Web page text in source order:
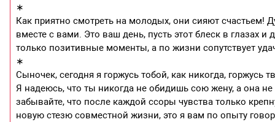
∗
Как приятно смотреть на молодых, они сияют счастьем!
вместе с вами. Это ваш день, пусть этот блеск в глазах
только позитивные моменты, а по жизни сопутствует
∗
Сыночек, сегодня я горжусь тобой, как никогда,
Я надеюсь, что ты никогда не обидишь сою жену, а она
забывайте, что после каждой ссоры чувства только
новую стезю совместной жизни, это я вам по опыту